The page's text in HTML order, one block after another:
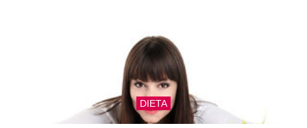
DIETA